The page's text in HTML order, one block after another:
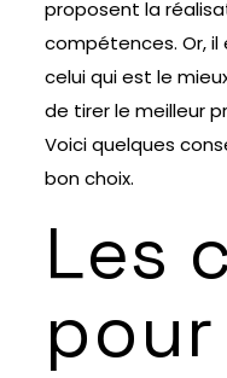
proposent la
compétences. Or,
celui qui est le
de tirer le meilleur
Voici quelques
bon choix.
Les